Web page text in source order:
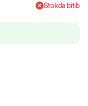
Stokda bitib